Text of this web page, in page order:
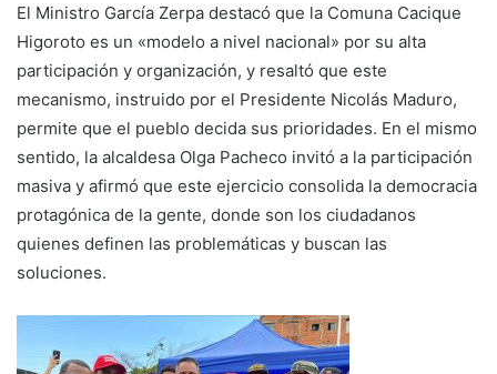
El Ministro García Zerpa destacó que la Comuna Cacique
Higoroto es un «modelo a nivel nacional» por su alta
participación y organización, y resaltó que este
mecanismo, instruido por el Presidente Nicolás Maduro,
permite que el pueblo decida sus prioridades. En el mismo
sentido, la alcaldesa Olga Pacheco invitó a la participación
masiva y afirmó que este ejercicio consolida la democracia
protagónica de la gente, donde son los ciudadanos
quienes definen las problemáticas y buscan las
soluciones.